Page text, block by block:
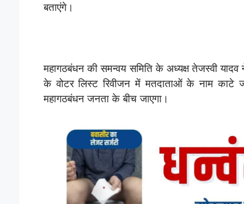
बताएंगे।
महागठबंधन की समन्वय समिति के अध्यक्ष तेजस्वी
के वोटर लिस्ट रिवीजन में मतदाताओं के नाम काटे
महागठबंधन जनता के बीच जाएगा।